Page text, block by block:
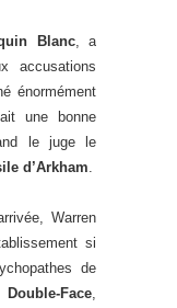
Blanc, a
accusations
énormément
une bonne
le juge le
d’Arkham
Warren
si
de
Face